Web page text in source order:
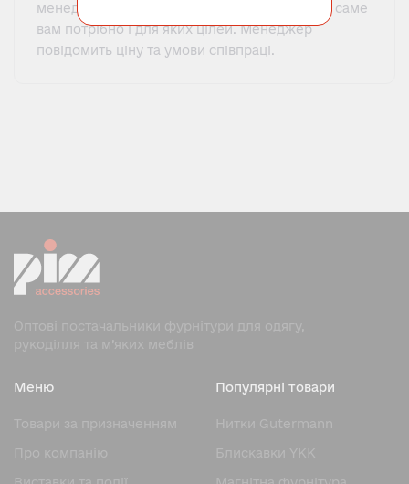
менеджером, познайомитися, пояснити, що саме
вам потрібно і для яких цілей. Менеджер
повідомить ціну та умови співпраці.
Оптові постачальники фурнітури для одягу,
рукоділля та м’яких меблів
Меню
Товари за призначенням
Про компанію
Популярні товари
Нитки Gutermann
Блискавки YKK